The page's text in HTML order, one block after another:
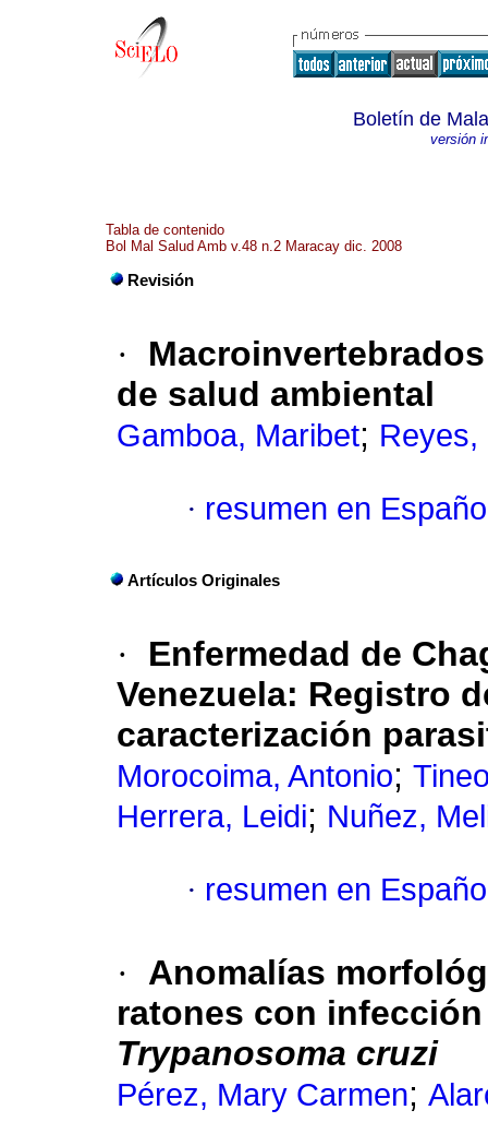
Boletín de
versión
Tabla de contenido
Bol Mal Salud Amb v.48 n.2 Maracay dic. 2008
Revisión
·
de salud ambiental
Gamboa, Maribet; Reyes,
· resumen en
Artículos Originales
·
Enfermedad de
Venezuela: Registro
caracterización
Morocoima, Antonio;
Herrera, Leidi; Nuñez,
· resumen en
·
Anomalías
ratones con
Trypanosoma cruzi
Pérez, Mary Carmen;